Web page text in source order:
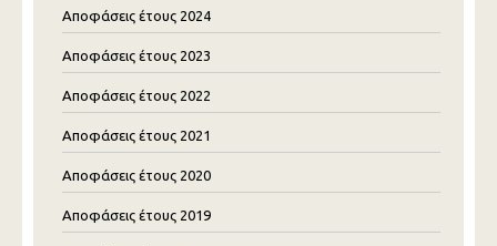
Αποφάσεις έτους 2024
Αποφάσεις έτους 2023
Αποφάσεις έτους 2022
Αποφάσεις έτους 2021
Αποφάσεις έτους 2020
Αποφάσεις έτους 2019